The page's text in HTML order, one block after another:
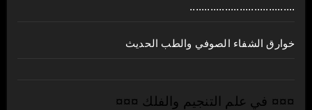
....................................
خوارق الشفاء الصوفي والطب الحديث
¤¤¤ في علم التنجيم والفلك ¤¤¤